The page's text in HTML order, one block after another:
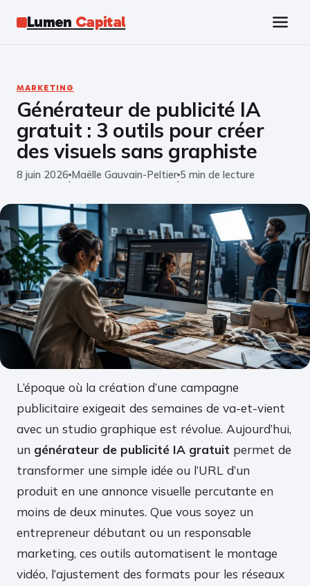
Lumen Capital
Business
Finance
Marketing
Éducation
Emploi
MARKETING
Générateur de publicité IA
gratuit : 3 outils pour créer
des visuels sans graphiste
8 juin 2026
·
Maëlle Gauvain-Peltier
·
5 min de lecture
L’époque où la création d’une campagne
publicitaire exigeait des semaines de va-et-vient
avec un studio graphique est révolue. Aujourd’hui,
un générateur de publicité IA gratuit permet de
transformer une simple idée ou l’URL d’un
produit en une annonce visuelle percutante en
moins de deux minutes. Que vous soyez un
entrepreneur débutant ou un responsable
marketing, ces outils automatisent le montage
vidéo, l’ajustement des formats pour les réseaux